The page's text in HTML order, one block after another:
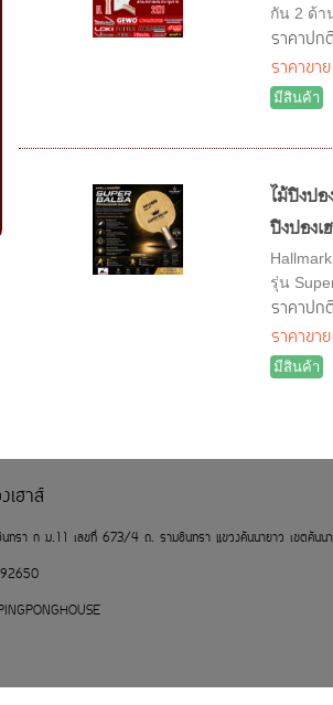
กัน 2 ด้า
ราคาปกติ
ราคาขาย
มีสินค้า
ไม้ปิงป
ปิงปองเ
รุ่น
ราคาปกติ
ราคาขาย
มีสินค้า
เฮาส์
ทรา ก ม.11 เลขที่ 673/4 ถ. รามอินทรา แขวงคันนายาว เขตคันน